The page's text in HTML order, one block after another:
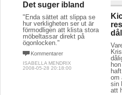
Det suger ibland
"Enda sättet att slippa se
hur verkligheten ser ut är
förmodligen att klista stora
möbeltassar direkt på
ögonlocken."
Kommentarer
ISABELLA MENDRIX
2008-05-28 20:18:00
om
sin
att